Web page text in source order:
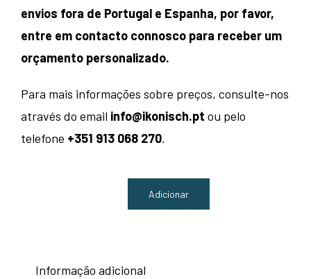
envios fora de Portugal e Espanha, por favor,
entre em contacto connosco para receber um
orçamento personalizado.
Para mais informações sobre preços, consulte-nos
através do email info@ikonisch.pt ou pelo
telefone +351 913 068 270.
Skin
Adicionar
Informação adicional